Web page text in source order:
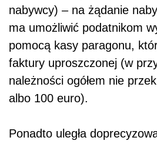
nabywcy) – na żądanie
ma umożliwić podatnikom
pomocą kasy paragonu,
faktury uproszczonej (w
należności ogółem nie
albo 100 euro).
Ponadto uległa